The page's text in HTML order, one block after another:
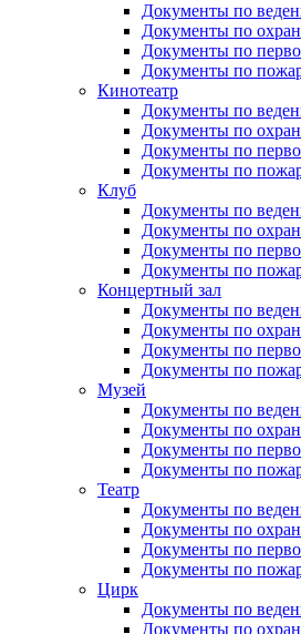
Документы по
Документы по
Документы по
Документы по
Кинотеатр
Документы по
Документы по
Документы по
Документы по
Клуб
Документы по
Документы по
Документы по
Документы по
Концертный зал
Документы по
Документы по
Документы по
Документы по
Музей
Документы по
Документы по
Документы по
Документы по
Театр
Документы по
Документы по
Документы по
Документы по
Цирк
Документы по
Документы по